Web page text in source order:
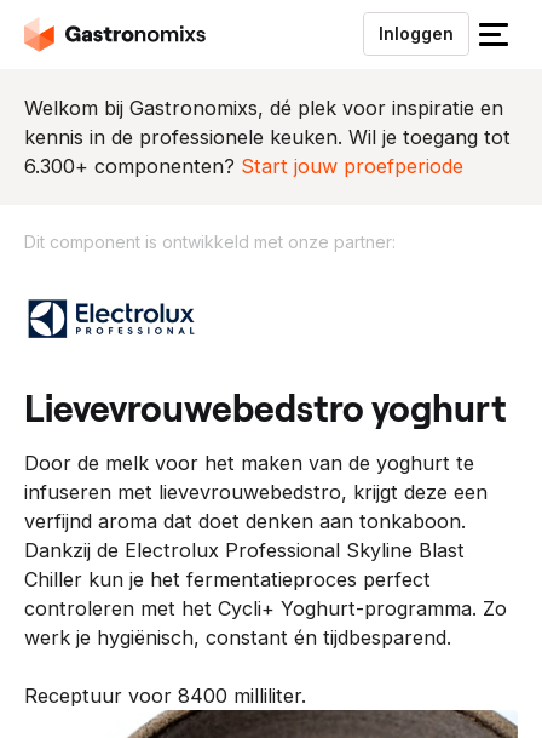
Inloggen
S
u
i
Welkom bij Gastronomixs, dé plek voor inspiratie en
kennis in de professionele keuken. Wil je toegang tot
6.300+ componenten? Start jouw proefperiode
Dit component is ontwikkeld met onze partner:
i
t
o
m
p
o
n
e
n
t
i
o
lievevrouwebedstro yoghurt
Door de melk voor het maken van de yoghurt te
infuseren met lievevrouwebedstro, krijgt deze een
verfijnd aroma dat doet denken aan tonkaboon.
Dankzij de Electrolux Professional Skyline Blast
Chiller kun je het fermentatieproces perfect
controleren met het Cycli+ Yoghurt-programma. Zo
werk je hygiënisch, constant én tijdbesparend.
Receptuur voor 8400 milliliter.